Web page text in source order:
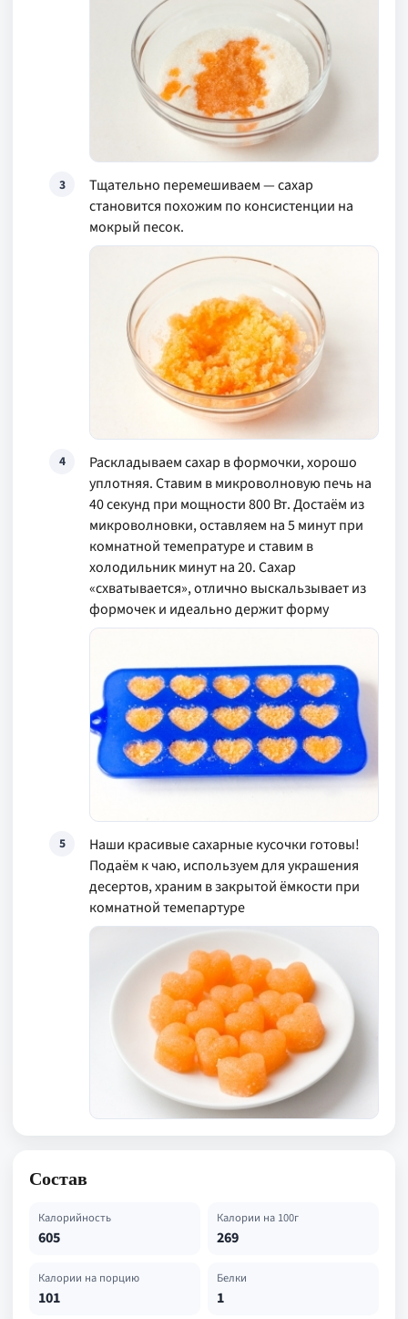
3
Тщательно перемешиваем — сахар
становится похожим по консистенции на
мокрый песок.
4
Раскладываем сахар в формочки, хорошо
уплотняя. Ставим в микроволновую печь на
40 секунд при мощности 800 Вт. Достаём из
микроволновки, оставляем на 5 минут при
комнатной темепратуре и ставим в
холодильник минут на 20. Сахар
«схватывается», отлично выскальзывает из
формочек и идеально держит форму
5
Наши красивые сахарные кусочки готовы!
Подаём к чаю, используем для украшения
десертов, храним в закрытой ёмкости при
комнатной темепартуре
Состав
Калорийность
605
Калории на 100г
269
Калории на порцию
101
Белки
1